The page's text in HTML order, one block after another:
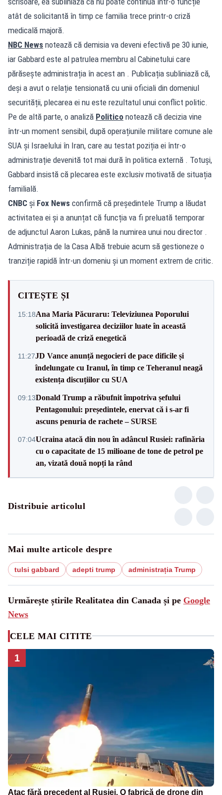
atât de solicitantă în timp ce familia trece printr-o criză
medicală majoră.
NBC News notează că demisia va deveni efectivă pe 30 iunie,
iar Gabbard este al patrulea membru al Cabinetului care
părăsește administrația în acest an . Publicația subliniază că,
deși a avut o relație tensionată cu unii oficiali din domeniul
securității, plecarea ei nu este rezultatul unui conflict politic.
Pe de altă parte, o analiză Politico notează că decizia vine
într-un moment sensibil, după operațiunile militare comune ale
SUA și Israelului în Iran, care au testat poziția ei într-o
administrație devenită tot mai dură în politica externă . Totuși,
Gabbard insistă că plecarea este exclusiv motivată de situația
familială.
CNBC și Fox News confirmă că președintele Trump a lăudat
activitatea ei și a anunțat că funcția va fi preluată temporar
de adjunctul Aaron Lukas, până la numirea unui nou director .
Administrația de la Casa Albă trebuie acum să gestioneze o
tranziție rapidă într-un domeniu și un moment extrem de critic.
CITEȘTE ȘI
15:18Ana Maria Păcuraru: Televiziunea Poporului
solicită investigarea deciziilor luate în această
perioadă de criză enegetică
11:27JD Vance anunță negocieri de pace dificile și
îndelungate cu Iranul, în timp ce Teheranul neagă
existența discuțiilor cu SUA
09:13Donald Trump a răbufnit împotriva șefului
Pentagonului: președintele, enervat că i s-ar fi
ascuns penuria de rachete – SURSE
07:04Ucraina atacă din nou în adâncul Rusiei: rafinăria
cu o capacitate de 15 milioane de tone de petrol pe
an, vizată două nopți la rând
Distribuie articolul
Mai multe articole despre
tulsi gabbard adepti trump administrația Trump
Urmărește știrile Realitatea din Canada și pe Google
News
CELE MAI CITITE
1
Atac fără precedent al Rusiei. O fabrică de drone din